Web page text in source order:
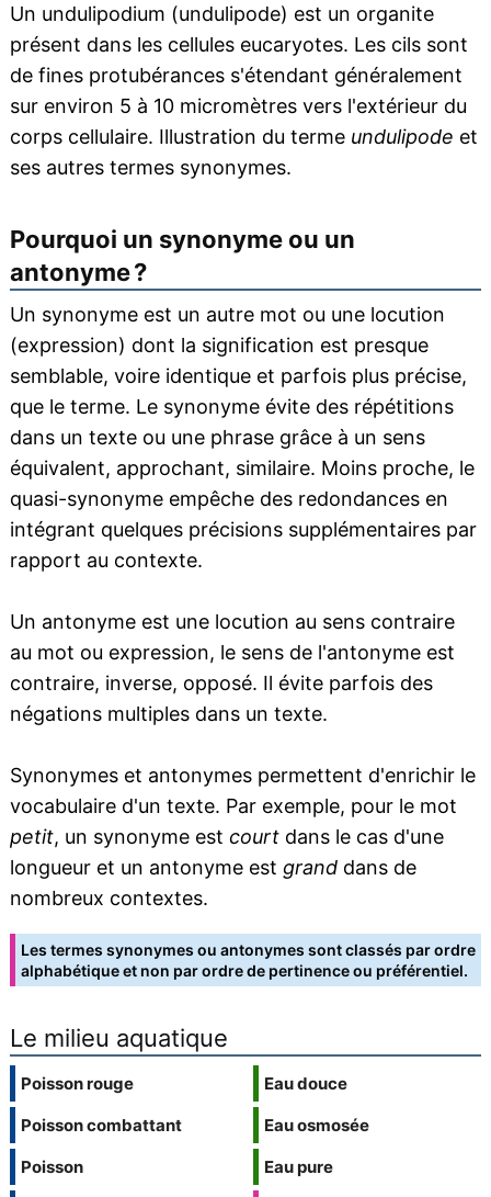
Un undulipodium (undulipode) est un organite
présent dans les cellules eucaryotes. Les cils sont
de fines protubérances s'étendant généralement
sur environ 5 à 10 micromètres vers l'extérieur du
corps cellulaire. Illustration du terme undulipode et
ses autres termes synonymes.
Pourquoi un synonyme ou un
antonyme ?
Un synonyme est un autre mot ou une locution
(expression) dont la signification est presque
semblable, voire identique et parfois plus précise,
que le terme. Le synonyme évite des répétitions
dans un texte ou une phrase grâce à un sens
équivalent, approchant, similaire. Moins proche, le
quasi-synonyme empêche des redondances en
intégrant quelques précisions supplémentaires par
rapport au contexte.
Un antonyme est une locution au sens contraire
au mot ou expression, le sens de l'antonyme est
contraire, inverse, opposé. Il évite parfois des
négations multiples dans un texte.
Synonymes et antonymes permettent d'enrichir le
vocabulaire d'un texte. Par exemple, pour le mot
petit, un synonyme est courtdans le cas d'une
longueur et un antonyme est granddans de
nombreux contextes.
Les termes synonymes ou antonymes sont classés par ordre
alphabétique et non par ordre de pertinence ou préférentiel.
Le milieu aquatique
Poisson rouge
Poisson combattant
Poisson
Eau douce
Eau osmosée
Eau pure